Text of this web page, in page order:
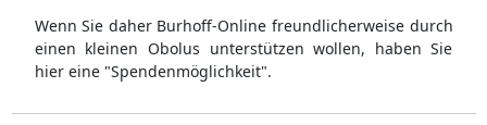
Wenn Sie daher Burhoff-Online freundlicherweise durch
einen kleinen Obolus unterstützen wollen, haben Sie
hier eine "Spendenmöglichkeit".